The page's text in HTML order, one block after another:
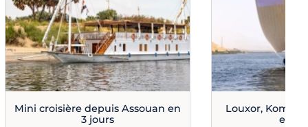
Mini croisière depuis Assouan en
3 jours
Louxor, Kom
en 8